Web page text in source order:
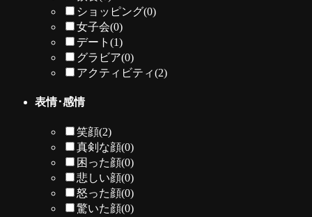
ショッピング(0)
女子会(0)
デート(1)
グラビア(0)
アクティビティ(2)
表情･感情
笑顔(2)
真剣な顔(0)
困った顔(0)
悲しい顔(0)
怒った顔(0)
驚いた顔(0)